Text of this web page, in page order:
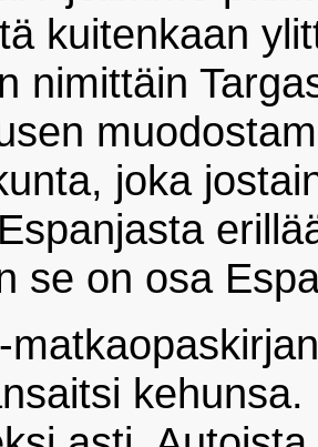
kuitenkaan
nimittäin
joka
se on osa